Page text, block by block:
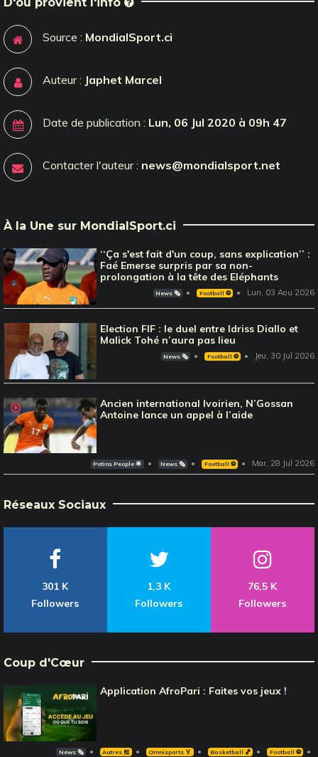
Source : MondialSport.ci
Auteur : Japhet Marcel
Date de publication : Lun, 06 Jul 2020 à 09h 47
Contacter l'auteur : news@mondialsport.net
À la Une sur MondialSport.ci
‘‘Ça s'est fait d'un coup, sans explication’’ :
Faé Emerse surpris par sa non-
prolongation à la tête des Eléphants
News 🗞️ Football ⚽️ Lun, 03 Aou 2026
Election FIF : le duel entre Idriss Diallo et
Malick Tohé n’aura pas lieu
News 🗞️ Football ⚽️ Jeu, 30 Jul 2026
Ancien international Ivoirien, N’Gossan
Antoine lance un appel à l’aide
Potins People 🌟 News 🗞️ Football ⚽️ Mar, 28 Jul 2026
Réseaux Sociaux
301 K
Followers
1,3 K
Followers
76,5 K
Followers
Coup d'Cœur
Application AfroPari : Faites vos jeux !
News 🗞️ Autres 🎽 Omnisports 🏅 Basketball 🏀 Football ⚽️